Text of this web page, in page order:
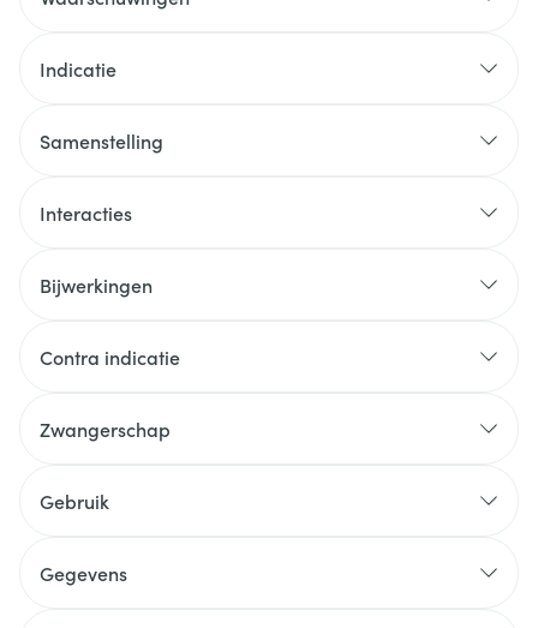
Indicatie
Samenstelling
Interacties
Bijwerkingen
Contra indicatie
Zwangerschap
Gebruik
Gegevens